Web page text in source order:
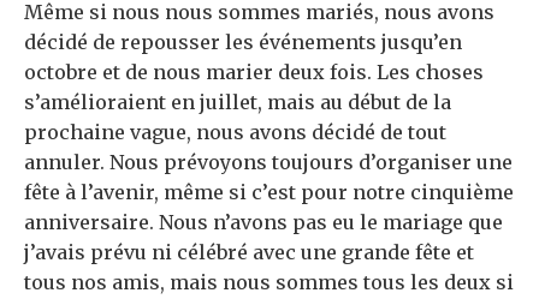
Même si nous nous sommes mariés, nous avons
décidé de repousser les événements jusqu’en
octobre et de nous marier deux fois. Les choses
s’amélioraient en juillet, mais au début de la
prochaine vague, nous avons décidé de tout
annuler. Nous prévoyons toujours d’organiser une
fête à l’avenir, même si c’est pour notre cinquième
anniversaire. Nous n’avons pas eu le mariage que
j’avais prévu ni célébré avec une grande fête et
tous nos amis, mais nous sommes tous les deux si